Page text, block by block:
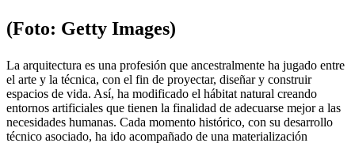
(Foto: Getty Images)
La arquitectura es una profesión que ancestralmente ha jugado entre
el arte y la técnica, con el fin de proyectar, diseñar y construir
espacios de vida. Así, ha modificado el hábitat natural creando
entornos artificiales que tienen la finalidad de adecuarse mejor a las
necesidades humanas. Cada momento histórico, con su desarrollo
técnico asociado, ha ido acompañado de una materialización